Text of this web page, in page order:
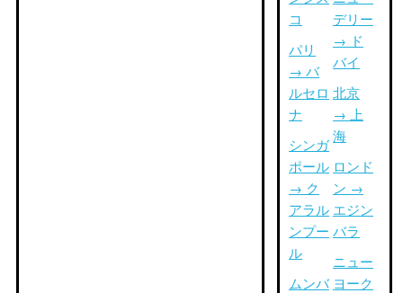
コ
パリ
→ バ
ルセロ
ナ
シンガ
ポール
→ ク
アラル
ンプー
ル
ムンバ
デリー
→ ド
バイ
北京
→ 上
海
ロンド
ン →
エジン
バラ
ニュー
ヨーク